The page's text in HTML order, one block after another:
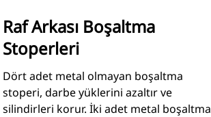
Raf Arkası Boşaltma
Stoperleri
Dört adet metal olmayan boşaltma
stoperi, darbe yüklerini azaltır ve
silindirleri korur. İki adet metal boşaltma